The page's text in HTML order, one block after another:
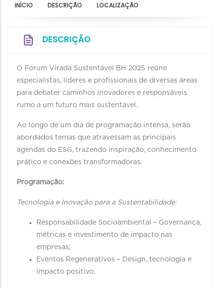
INÍCIO DESCRIÇÃO LOCALIZAÇÃO
DESCRIÇÃO
O Fórum Virada Sustentável BH 2025 reúne
especialistas, líderes e profissionais de diversas áreas
para debater caminhos inovadores e responsáveis
rumo a um futuro mais sustentável.
Ao longo de um dia de programação intensa, serão
abordados temas que atravessam as principais
agendas do ESG, trazendo inspiração, conhecimento
prático e conexões transformadoras.
Programação:
Tecnologia e Inovação para a Sustentabilidade:
Responsabilidade Socioambiental – Governança,
métricas e investimento de impacto nas
empresas;
Eventos Regenerativos – Design, tecnologia e
impacto positivo.